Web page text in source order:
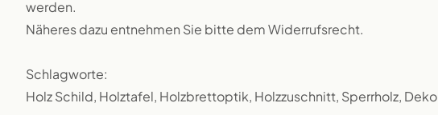
werden.
Näheres dazu entnehmen Sie bitte dem Widerrufsrecht.
Schlagworte:
Holz Schild, Holztafel, Holzbrettoptik, Holzzuschnitt, Sperrholz,